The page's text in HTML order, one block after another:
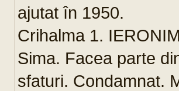
ajutat în 1950.
Crihalma 1.
Sima. Facea parte
sfaturi. Condamnat.